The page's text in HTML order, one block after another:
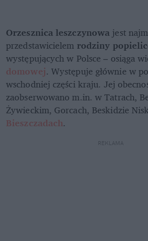
Orzesznica leszczynowa jest
przedstawicielem
występujących w Polsce – osiąga
domowej. Występuje głównie w
wschodniej części kraju. Jej
zaobserwowano m.in. w Tatrach,
Bieszczadach.
REKLAMA